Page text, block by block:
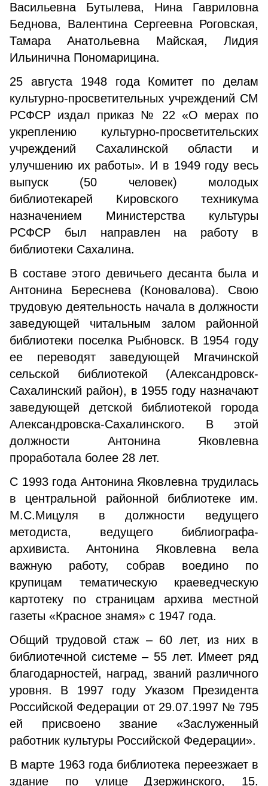
Васильевна Бутылева, Нина Гавриловна
Беднова, Валентина Сергеевна Роговская,
Тамара Анатольевна Майская, Лидия
Ильинична Пономарицина.
25 августа 1948 года Комитет по делам
культурно-просветительных учреждений СМ
РСФСР издал приказ № 22 «О мерах по
укреплению культурно-просветительских
учреждений Сахалинской области и
улучшению их работы». И в 1949 году весь
выпуск (50 человек) молодых
библиотекарей Кировского техникума
назначением Министерства культуры
РСФСР был направлен на работу в
библиотеки Сахалина.
В составе этого девичьего десанта была и
Антонина Береснева (Коновалова). Свою
трудовую деятельность начала в должности
заведующей читальным залом районной
библиотеки поселка Рыбновск. В 1954 году
ее переводят заведующей Мгачинской
сельской библиотекой (Александровск-
Сахалинский район), в 1955 году назначают
заведующей детской библиотекой города
Александровска-Сахалинского. В этой
должности Антонина Яковлевна
проработала более 28 лет.
С 1993 года Антонина Яковлевна трудилась
в центральной районной библиотеке им.
М.С.Мицуля в должности ведущего
методиста, ведущего библиографа-
архивиста. Антонина Яковлевна вела
важную работу, собрав воедино по
крупицам тематическую краеведческую
картотеку по страницам архива местной
газеты «Красное знамя» с 1947 года.
Общий трудовой стаж – 60 лет, из них в
библиотечной системе – 55 лет. Имеет ряд
благодарностей, наград, званий различного
уровня. В 1997 году Указом Президента
Российской Федерации от 29.07.1997 № 795
ей присвоено звание «Заслуженный
работник культуры Российской Федерации».
В марте 1963 года библиотека переезжает в
здание по улице Дзержинского, 15.